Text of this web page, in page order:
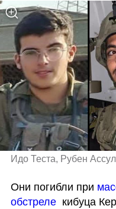
Идо Теста, Рубен
Они погибли при
обстреле кибуца